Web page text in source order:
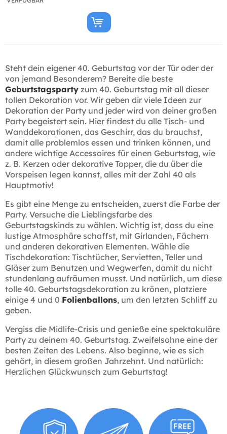
Steht dein eigener 40. Geburtstag vor der Tür oder der
von jemand Besonderem? Bereite die beste
Geburtstagsparty zum 40. Geburtstag mit all dieser
tollen Dekoration vor. Wir geben dir viele Ideen zur
Dekoration der Party und jeder wird von deiner großen
Party begeistert sein. Hier findest du alle Tisch- und
Wanddekorationen, das Geschirr, das du brauchst,
damit alle problemlos essen und trinken können, und
andere wichtige Accessoires für einen Geburtstag, wie
z. B. Kerzen oder dekorative Topper, die du über die
Vorspeisen legen kannst, alles mit der Zahl 40 als
Hauptmotiv!
Es gibt eine Menge zu entscheiden, zuerst die Farbe der
Party. Versuche die Lieblingsfarbe des
Geburtstagskinds zu wählen. Wichtig ist, dass du eine
lustige Atmosphäre schaffst, mit Girlanden, Fächern
und anderen dekorativen Elementen. Wähle die
Tischdekoration: Tischtücher, Servietten, Teller und
Gläser zum Benutzen und Wegwerfen, damit du nicht
stundenlang aufräumen musst. Und natürlich, um diese
tolle 40. Geburtstagsdekoration zu krönen, platziere
einige 4 und 0 Folienballons, um den letzten Schliff zu
geben.
Vergiss die Midlife-Crisis und genieße eine spektakuläre
Party zu deinem 40. Geburtstag. Zweifelsohne eine der
besten Zeiten des Lebens. Also beginne, wie es sich
gehört, in diesem großen Jahrzehnt. Und natürlich:
Herzlichen Glückwunsch zum Geburtstag!